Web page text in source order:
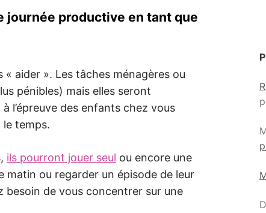
journée productive en tant que
aider ». Les tâches ménagères ou
pénibles) mais elles seront
l’épreuve des enfants chez vous
le temps.
ils pourront jouer seul ou encore une
matin ou regarder un épisode de leur
besoin de vous concentrer sur une